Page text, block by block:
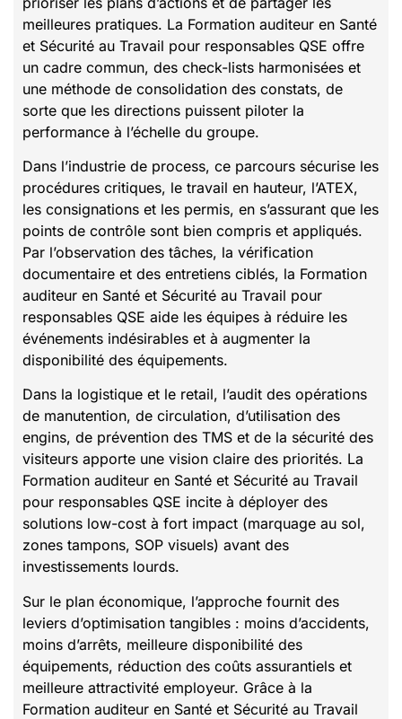
meilleures pratiques. La Formation auditeur en Santé
et Sécurité au Travail pour responsables QSE offre
un cadre commun, des check-lists harmonisées et
une méthode de consolidation des constats, de
sorte que les directions puissent piloter la
performance à l’échelle du groupe.
Dans l’industrie de process, ce parcours sécurise les
procédures critiques, le travail en hauteur, l’ATEX,
les consignations et les permis, en s’assurant que les
points de contrôle sont bien compris et appliqués.
Par l’observation des tâches, la vérification
documentaire et des entretiens ciblés, la Formation
auditeur en Santé et Sécurité au Travail pour
responsables QSE aide les équipes à réduire les
événements indésirables et à augmenter la
disponibilité des équipements.
Dans la logistique et le retail, l’audit des opérations
de manutention, de circulation, d’utilisation des
engins, de prévention des TMS et de la sécurité des
visiteurs apporte une vision claire des priorités. La
Formation auditeur en Santé et Sécurité au Travail
pour responsables QSE incite à déployer des
solutions low-cost à fort impact (marquage au sol,
zones tampons, SOP visuels) avant des
investissements lourds.
Sur le plan économique, l’approche fournit des
leviers d’optimisation tangibles : moins d’accidents,
moins d’arrêts, meilleure disponibilité des
équipements, réduction des coûts assurantiels et
meilleure attractivité employeur. Grâce à la
Formation auditeur en Santé et Sécurité au Travail